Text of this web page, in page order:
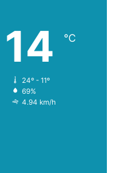
14 ℃
24º - 11º
69%
4.94 km/h